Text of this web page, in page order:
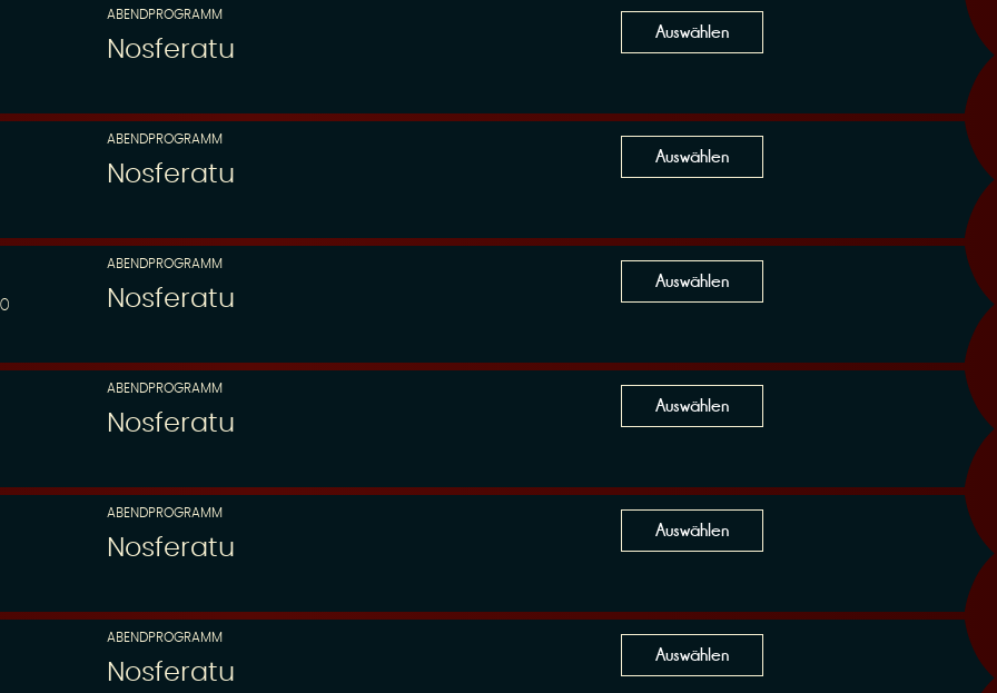
ABENDPROGRAMM
Nosferatu
Auswählen
ABENDPROGRAMM
Nosferatu
Auswählen
ABENDPROGRAMM
Nosferatu
Auswählen
ABENDPROGRAMM
Nosferatu
Auswählen
ABENDPROGRAMM
Nosferatu
Auswählen
ABENDPROGRAMM
Nosferatu
Auswählen